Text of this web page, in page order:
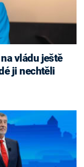
vládu ještě
ji nechtěli